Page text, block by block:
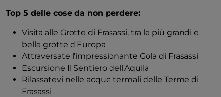
Top 5 delle cose da non perdere:
Visita alle Grotte di Frasassi, tra le più grandi e
belle grotte d'Europa
Attraversate l'impressionante Gola di Frasassi
Escursione Il Sentiero dell'Aquila
Rilassatevi nelle acque termali delle Terme di
Frasassi